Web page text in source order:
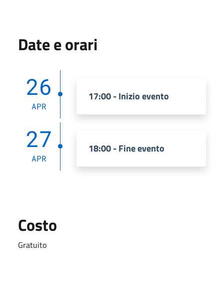
Date e orari
26
APR
17:00 - Inizio evento
27
APR
18:00 - Fine evento
Costo
Gratuito